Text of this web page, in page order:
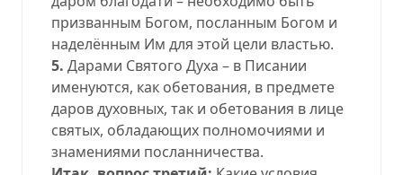
призванным Богом, посланным Богом и
наделённым Им для этой цели властью.
5. Дарами Святого Духа – в Писании
именуются, как обетования, в предмете
даров духовных, так и обетования в лице
святых, обладающих полномочиями и
знамениями посланничества.